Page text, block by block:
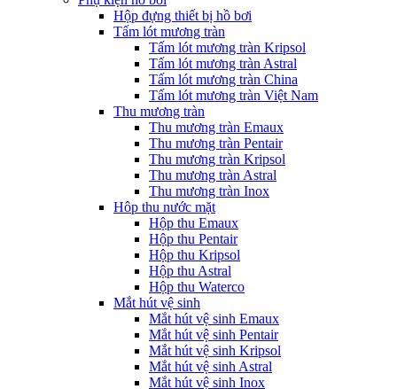
Hộp đựng thiết bị hồ bơi
Tấm lót mương tràn
Tấm lót mương tràn Kripsol
Tấm lót mương tràn Astral
Tấm lót mương tràn China
Tấm lót mương tràn Việt Nam
Thu mương tràn
Thu mương tràn Emaux
Thu mương tràn Pentair
Thu mương tràn Kripsol
Thu mương tràn Astral
Thu mương tràn Inox
Hôp thu nước mặt
Hộp thu Emaux
Hộp thu Pentair
Hộp thu Kripsol
Hộp thu Astral
Hộp thu Waterco
Mắt hút vệ sinh
Mắt hút vệ sinh Emaux
Mắt hút vệ sinh Pentair
Mắt hút vệ sinh Kripsol
Mắt hút vệ sinh Astral
Mắt hút vệ sinh Inox